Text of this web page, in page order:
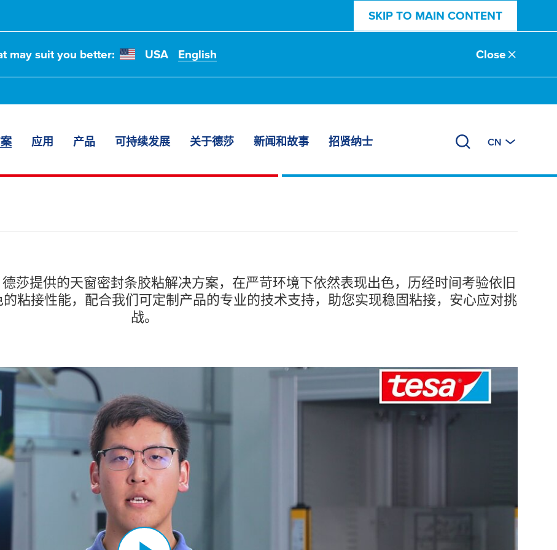
SKIP TO MAIN CONTENT
may suit you better: USA English Close
应用 产品 可持续发展 关于德莎 新闻和故事 招贤纳士 CN
解决方案
之选
莎提供的天窗密封条胶粘解决方案，在严苛环境下依然表现出色，历经时间考验依旧
的粘接性能，配合我们可定制产品的专业的技术支持，助您实现稳固粘接，安心应对挑
战。